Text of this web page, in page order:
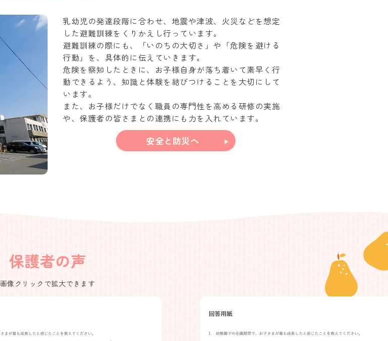
乳幼児の発達段階に合わせ、地震や津波、火災などを想定
した避難訓練をくりかえし行っています。
避難訓練の際にも、「いのちの大切さ」や「危険を避ける
行動」を、具体的に伝えていきます。
危険を察知したときに、お子様自身が落ち着いて素早く行
動できるよう、知識と体験を結びつけることを大切にして
います。
また、お子様だけでなく職員の専門性を高める研修の実施
や、保護者の皆さまとの連携にも力を入れています。
安全と防災へ
保護者の声
画像クリックで拡大できます